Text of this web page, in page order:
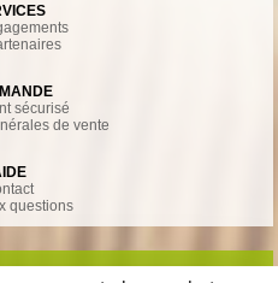
sécurisé
de vente
questions